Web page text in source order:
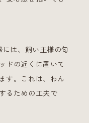
には、飼い主様の匂
ドの近くに置いて
す。これは、わん
るための工夫で